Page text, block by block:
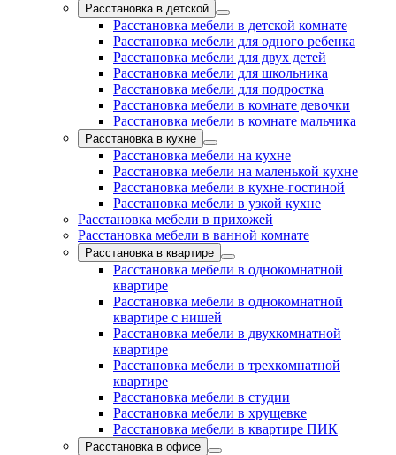
Расстановка в детской
Расстановка мебели в детской комнате
Расстановка мебели для одного ребенка
Расстановка мебели для двух детей
Расстановка мебели для школьника
Расстановка мебели для подростка
Расстановка мебели в комнате девочки
Расстановка мебели в комнате мальчика
Расстановка в кухне
Расстановка мебели на кухне
Расстановка мебели на маленькой кухне
Расстановка мебели в кухне-гостиной
Расстановка мебели в узкой кухне
Расстановка мебели в прихожей
Расстановка мебели в ванной комнате
Расстановка в квартире
Расстановка мебели в однокомнатной
квартире
Расстановка мебели в однокомнатной
квартире с нишей
Расстановка мебели в двухкомнатной
квартире
Расстановка мебели в трехкомнатной
квартире
Расстановка мебели в студии
Расстановка мебели в хрущевке
Расстановка мебели в квартире ПИК
Расстановка в офисе